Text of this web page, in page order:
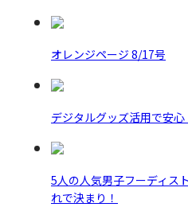
オレンジページ 8/17号
デジタルグッズ活用で安
5人の人気男子フーディ
れで決まり！